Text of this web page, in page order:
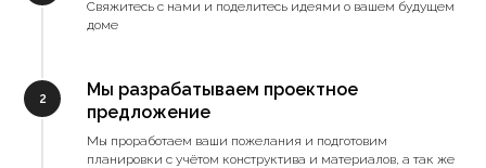
Свяжитесь с нами и поделитесь идеями о вашем будущем
доме
2
Мы разрабатываем проектное
предложение
Мы проработаем ваши пожелания и подготовим
планировки с учётом конструктива и материалов, а так же